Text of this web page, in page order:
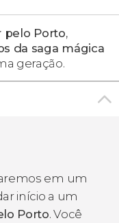
pelo Porto,
da saga mágica
geração.
em um
início a um
Porto. Você